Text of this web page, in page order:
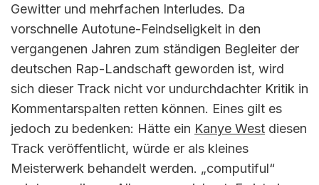
Gewitter und mehrfachen Interludes. Da
vorschnelle Autotune-Feindseligkeit in den
vergangenen Jahren zum ständigen Begleiter der
deutschen Rap-Landschaft geworden ist, wird
sich dieser Track nicht vor undurchdachter Kritik in
Kommentarspalten retten können. Eines gilt es
jedoch zu bedenken: Hätte ein Kanye West diesen
Track veröffentlicht, würde er als kleines
Meisterwerk behandelt werden. „computiful“